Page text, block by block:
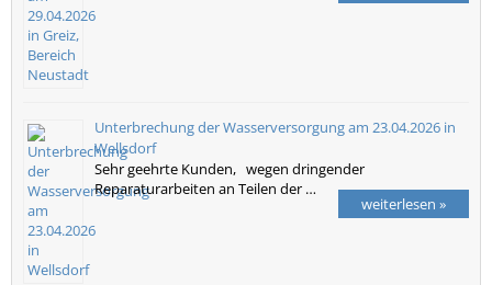
Unterbrechung der Wasserversorgung am 23.04.2026 in
Wellsdorf
Sehr geehrte Kunden, wegen dringender
Reparaturarbeiten an Teilen der …
weiterlesen »